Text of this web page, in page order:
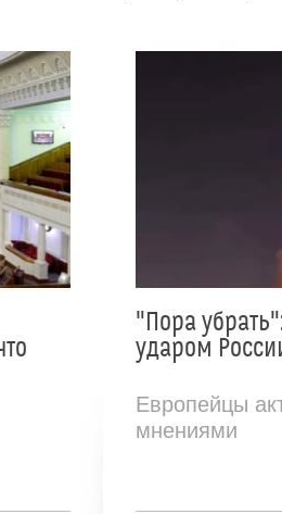
"Пора
ударом
Европейцы
мнениями